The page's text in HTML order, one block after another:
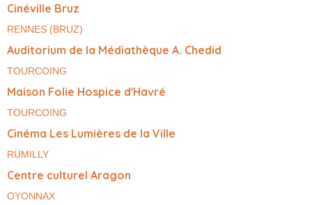
Cinéville Bruz
RENNES (BRUZ)
Auditorium de la Médiathèque A. Chedid
TOURCOING
Maison Folie Hospice d'Havré
TOURCOING
Cinéma Les Lumières de la Ville
RUMILLY
Centre culturel Aragon
OYONNAX